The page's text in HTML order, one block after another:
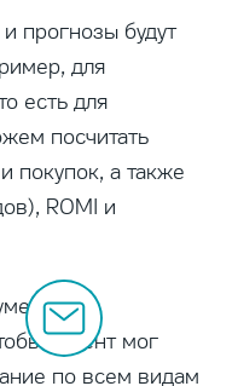
прогнозы будут
для
есть для
посчитать
покупок, а также
ROMI и
клиент мог
по всем видам